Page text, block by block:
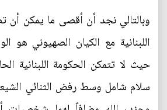
وبالتالي نجد أن أقصى ما يمكن أن
اللبنانية مع الكيان الصهيوني هو
حيث لا تتمكن الحكومة اللبنانية
سلام شامل وسط رفض الثنائي